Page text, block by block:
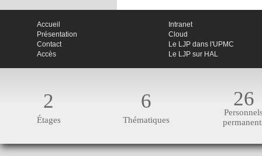
Accueil
Présentation
Contact
Accès
Intranet
Cloud
Le LJP dans l'UPMC
Le LJP sur HAL
2
Étages
6
Thématiques
26